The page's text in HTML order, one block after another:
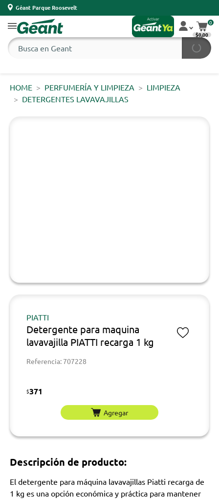
Géant Parque Roosevelt
0
$0,00
HOME PERFUMERÍA Y LIMPIEZA
LIMPIEZA
DETERGENTES LAVAVAJILLAS
PIATTI
Detergente para maquina
lavavajilla PIATTI recarga 1 kg
Referencia: 707228
$371
Agregar
Descripción de producto:
El detergente para máquina lavavajillas Piatti recarga de
1 kg es una opción económica y práctica para mantener